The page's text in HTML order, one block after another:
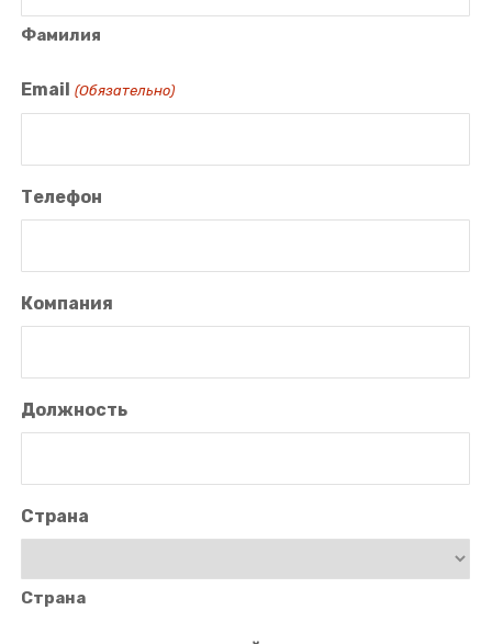
Фамилия
Email (Обязательно)
Телефон
Компания
Должность
Страна
Страна